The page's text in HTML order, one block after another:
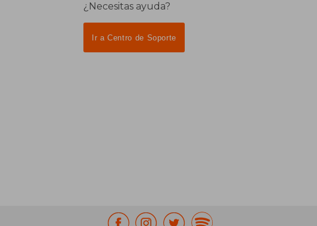
¿Necesitas ayuda?
Ir a Centro de Soporte